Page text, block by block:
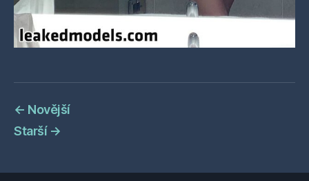
← Novější
Starší →